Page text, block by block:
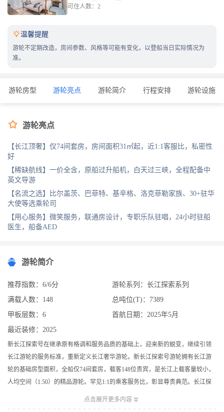
可住人数：2
温馨提醒
游轮不定期改造，房间参数、风格等可能有变化，以登船当日实际情况为
准。
游轮房型 游轮亮点 游轮简介 行程安排 游轮设施
 游轮亮点
【长江顶奢】仅74间套房，房间面积31㎡起，近1:1客服比，私密性
好
【稀缺航线】一价全含，原船过升船机，白天过三峡，全程配备中
英文导游
【名流之选】比尔盖茨、巴菲特、基辛格、洛克菲勒家族、30+驻华
大使等选乘轮司
【用心服务】微笑服务，联通房设计，专职乐队驻唱，24小时驻船
医生，船备AED
游轮简介
推荐指数：6/6分
游轮系列：长江探索系列
满载人数：148
总吨位(T)：7389
甲板层数：6
首航日期：2025年5月
最近装修：2025
新长江探索号在继承原有格调和服务品质的基础上，迎来新的蜕变，继续引领
长江游轮的服务标准，重新定义长江奢华游轮。新长江探索号游轮拥有长江游
轮的基础房型面积，全船仅74间套房，载客148位贵宾，是长江上载客量较小，
人均空间（1:50）的精品游轮。罕见1:1的乘客服务比，彰显尊贵典范。长江探
索号深入当地生活、重视原生文化内涵、以更独特的游览方式探索这片美丽的
点击展开更多内容 